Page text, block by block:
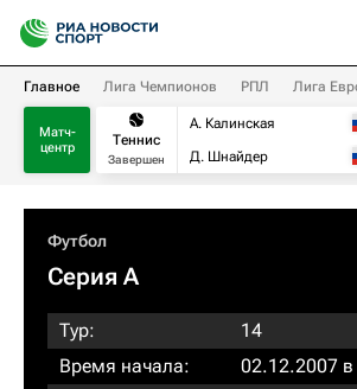
Главное Лига Чемпионов РПЛ Лига
Матч-
центр
Теннис
Завершен
А. Калинская
Д. Шнайдер
Футбол
Серия А
Тур:
14
Время начала:
02.12.2007